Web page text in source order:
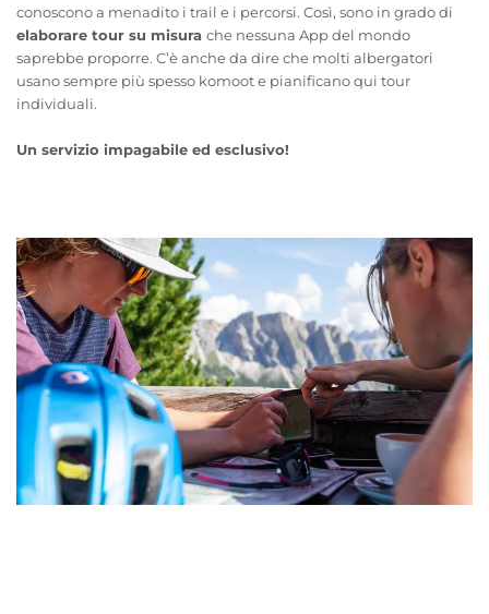
conoscono a menadito i trail e i percorsi. Così, sono in grado di
elaborare tour su misura che nessuna App del mondo
saprebbe proporre. C’è anche da dire che molti albergatori
usano sempre più spesso komoot e pianificano qui tour
individuali.
Un servizio impagabile ed esclusivo!